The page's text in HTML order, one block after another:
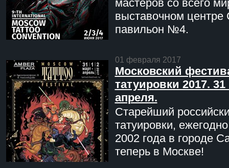
мастеров со всего
выставочном центре
павильон №4.
01 февраля 2017
Московский
татуировки 2017. 31
апреля.
Старейший
татуировки,
2002 года в городе
теперь в Москве!